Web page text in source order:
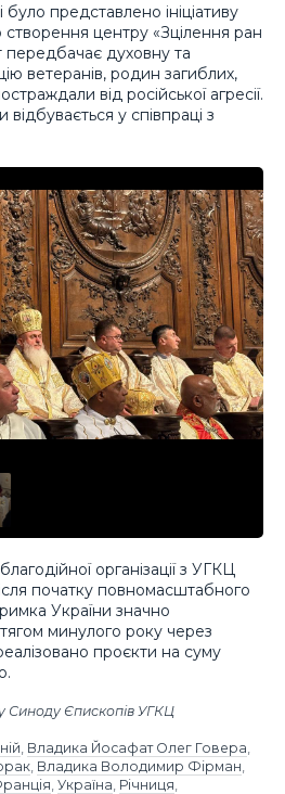
було представлено ініціативу
створення центру «Зцілення ран
передбачає духовну та
ветеранів, родин загиблих,
від російської агресії.
відбувається у співпраці з
організації з УГКЦ
початку повномасштабного
України значно
минулого року через
проєкти на суму
Синоду Єпископів УГКЦ
, Владика Йосафат Олег Говера,
, Владика Володимир Фірман,
, Україна, Річниця,